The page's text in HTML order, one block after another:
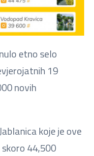
etno selo
19
novih
koje je ove
44,500